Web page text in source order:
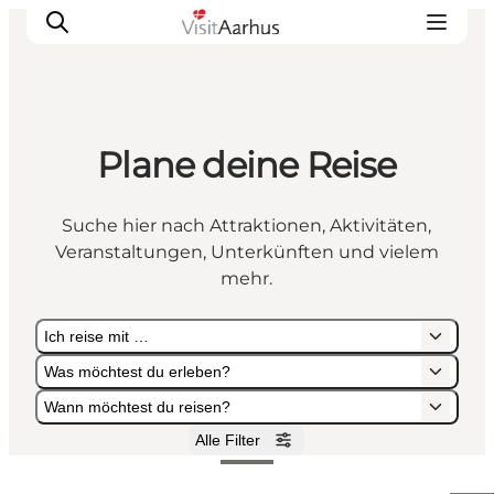
Sehen und erleben
Veranstaltungen
Städte und Regionen
Plane deine Reise
Suche hier nach Attraktionen, Aktivitäten,
Veranstaltungen, Unterkünften und vielem
mehr.
Ich reise mit …
Was möchtest du erleben?
Wann möchtest du reisen?
Alle Filter